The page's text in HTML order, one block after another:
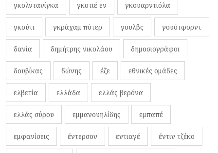
γκολντανίγκα γκοτιέ εν γκουαρντιόλα
γκούτι γκράχαμ πότερ γουλβς γουότφορντ
δανία δημήτρης νικολάου δημοσιογράφοι
δουβίκας δώνης έζε εθνικές ομάδες
ελβετία ελλάδα ελλάς βερόνα
ελλάς σύρου εμμανουηλίδης εμπαπέ
εμφανίσεις έντερσον εντιαγέ έντιν τζέκο